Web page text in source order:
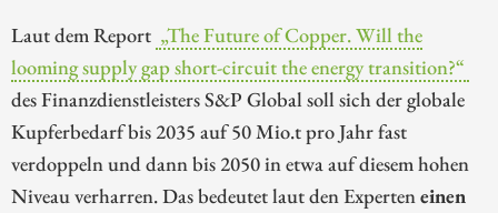
Laut dem Report „The Future of Copper. Will the
looming supply gap short-circuit the energy transition?“
des Finanzdienstleisters S&P Global soll sich der globale
Kupferbedarf bis 2035 auf 50 Mio.t pro Jahr fast
verdoppeln und dann bis 2050 in etwa auf diesem hohen
Niveau verharren. Das bedeutet laut den Experteneinen